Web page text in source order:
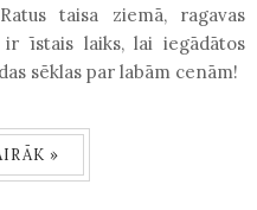
taisa ziemā, ragavas
īstais laiks, lai iegādātos
sēklas par labām cenām!
»